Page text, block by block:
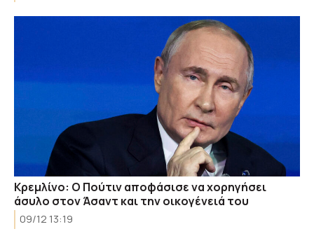
Κρεμλίνο: Ο Πούτιν αποφάσισε να χορηγήσει
άσυλο στον Άσαντ και την οικογένειά του
09/12 13:19